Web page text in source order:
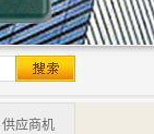
供应商机